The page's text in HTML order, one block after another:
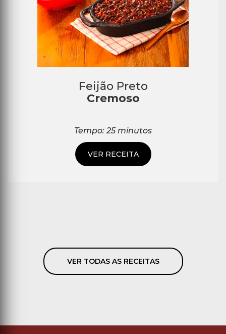
Feijão Preto
Cremoso
Tempo: 25 minutos
VER RECEITA
VER TODAS AS RECEITAS